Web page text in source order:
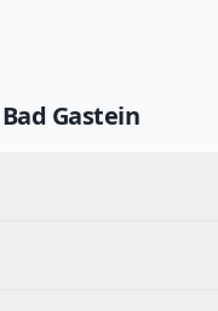
Bad Gastein